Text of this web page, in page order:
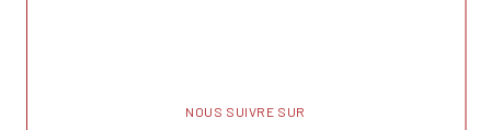
NOUS SUIVRE SUR